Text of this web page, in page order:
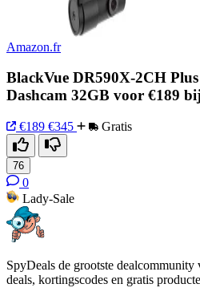
Amazon.fr
BlackVue DR590X-2CH
Dashcam 32GB voor €189
€189 €345 Gratis
76
0
Lady-Sale
SpyDeals de grootste
deals, kortingscodes en gratis